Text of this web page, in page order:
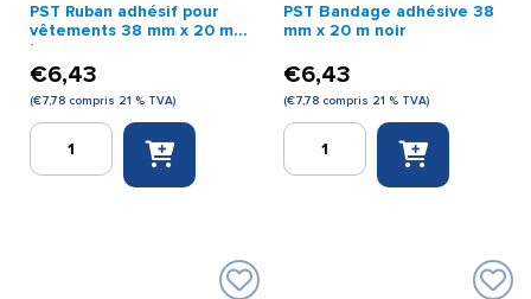
PST Ruban adhésif pour
vêtements 38 mm x 20 m
jaune
€6,43
(€7,78 compris 21 % TVA)
quantité
PST Bandage adhésive 38
mm x 20 m noir
€6,43
(€7,78 compris 21 % TVA)
quantité